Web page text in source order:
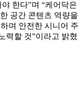
한다”며 “케어닥은
공간 콘텐츠 역량을
며 안전한 시니어 주
력할 것”이라고 밝혔